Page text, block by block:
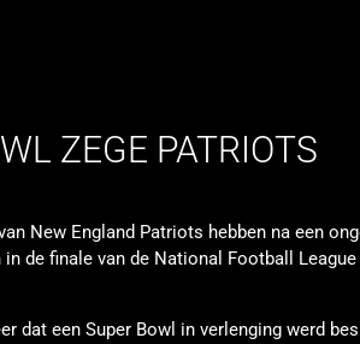
ZEGE PATRIOTS
New England Patriots hebben na een
de finale van de National Football
dat een Super Bowl in verlenging werd